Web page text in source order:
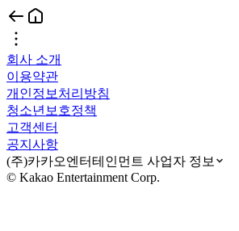
회사 소개
이용약관
개인정보처리방침
청소년보호정책
고객센터
공지사항
(주)카카오엔터테인먼트 사업자 정보
© Kakao Entertainment Corp.